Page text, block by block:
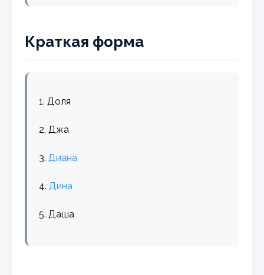
Краткая форма
1. Доля
2. Джа
3.Диана
4.Дина
5. Даша